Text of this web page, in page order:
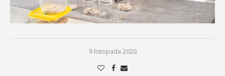
9 listopada 2020